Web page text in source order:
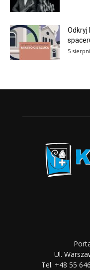
Odkryj
5
Ul.
Tel. +48 55